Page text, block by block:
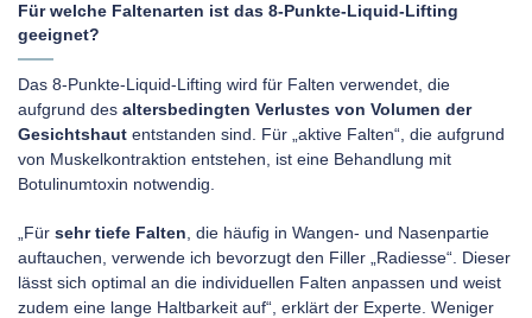
Für welche Faltenarten ist das 8-Punkte-Liquid-Lifting
geeignet?
Das 8-Punkte-Liquid-Lifting wird für Falten verwendet, die
aufgrund des altersbedingten Verlustes von Volumen der
Gesichtshaut entstanden sind. Für „aktive Falten“, die aufgrund
von Muskelkontraktion entstehen, ist eine Behandlung mit
Botulinumtoxin notwendig.
„Für sehr tiefe Falten , die häufig in Wangen- und Nasenpartie
auftauchen, verwende ich bevorzugt den Filler „Radiesse“. Dieser
lässt sich optimal an die individuellen Falten anpassen und weist
zudem eine lange Haltbarkeit auf“, erklärt der Experte. Weniger